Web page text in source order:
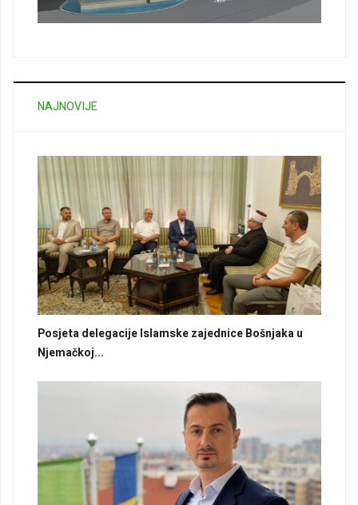
NAJNOVIJE
Posjeta delegacije Islamske zajednice Bošnjaka u
Njemačkoj...